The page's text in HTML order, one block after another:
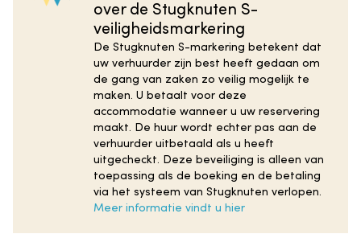
over de Stugknuten S-
veiligheidsmarkering
De Stugknuten S-markering betekent dat
uw verhuurder zijn best heeft gedaan om
de gang van zaken zo veilig mogelijk te
maken. U betaalt voor deze
accommodatie wanneer u uw reservering
maakt. De huur wordt echter pas aan de
verhuurder uitbetaald als u heeft
uitgecheckt. Deze beveiliging is alleen van
toepassing als de boeking en de betaling
via het systeem van Stugknuten verlopen.
Meer informatie vindt u hier